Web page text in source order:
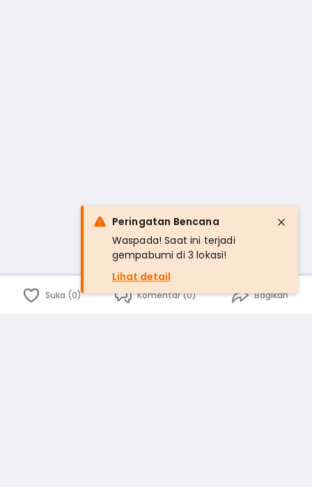
Suka (0) Komentar (0) Bagikan
Peringatan Bencana
Waspada! Saat ini terjadi
gempabumi di 3 lokasi!
Lihat detail